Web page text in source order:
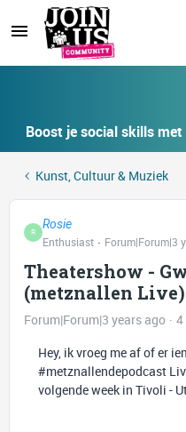
Boost je social skills
Kunst, Cultuur & Muziek
R
Rosie
Enthusiast
Forum|Forum|3
Theatershow -
(metznallen Live)
Forum|Forum|3 years ago
4
Hey, ik vroeg me af of er
#metznallendepodcast
volgende week in Tivoli -